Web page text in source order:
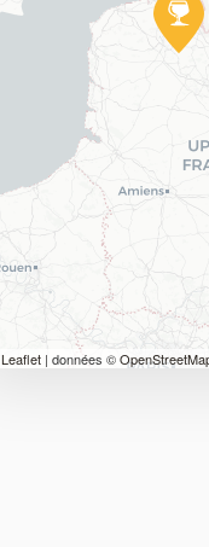
Leaflet | données ©